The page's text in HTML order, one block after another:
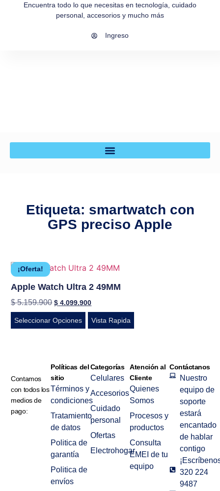
Encuentra todo lo que necesitas en tecnología, cuidado
personal, accesorios y mucho más
Ingreso
Etiqueta: smartwatch con
GPS preciso Apple
¡Oferta!
Apple Watch Ultra 2 49MM
$5.159.900 $ 4.099.900
Seleccionar Opciones Vista Rapida
Contamos
con todos los
medios de
pago:
Políticas del
sitio
Términos y
condiciones
Tratamiento
de datos
Politica de
garantía
Politica de
envíos
Categorías
Celulares
Accesorios
Cuidado
personal
Ofertas
Electrohogar
Atención al
Cliente
Quienes
Somos
Procesos y
productos
Consulta
EMEI de tu
equipo
Contáctanos
Nuestro
equipo de
soporte
estará
encantado
de hablar
contigo
320 224
9487